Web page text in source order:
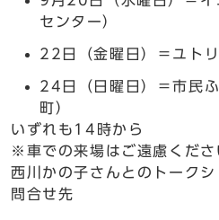
センター）
22日（金曜日）＝ユト
24日（日曜日）＝市民
町）
いずれも14時から
※車での来場はご遠慮くだ
西川かの子さんとのトークシ
問合せ先